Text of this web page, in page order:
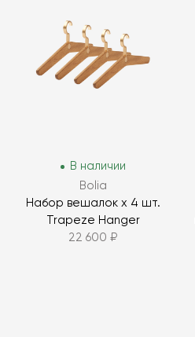
В наличии
Bolia
Набор вешалок х 4 шт.
Trapeze Hanger
22 600 ₽